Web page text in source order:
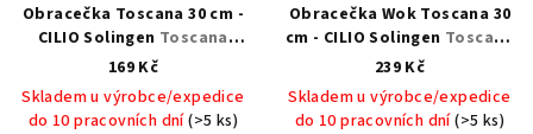
Obracečka Toscana 30 cm -
CILIO Solingen Toscana
Obracečka olivové dřevo 30
cm - CILIO Solingen
169 Kč
Skladem u výrobce/expedice
do 10 pracovních dní(>5 ks)
Obracečka Wok Toscana 30
cm - CILIO Solingen Toscana
Obracečka Wok olivové
dřevo 30 cm - CILIO
Solingen
239 Kč
Skladem u výrobce/expedice
do 10 pracovních dní(>5 ks)